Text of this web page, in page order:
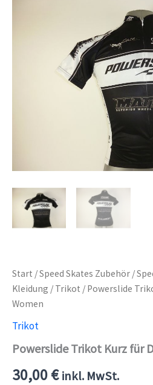
Start /Speed Skates Zubehör /
Kleidung / Trikot / Powerslide
Women
Trikot
Powerslide Trikot Kurz für
30,00€ inkl. MwSt.